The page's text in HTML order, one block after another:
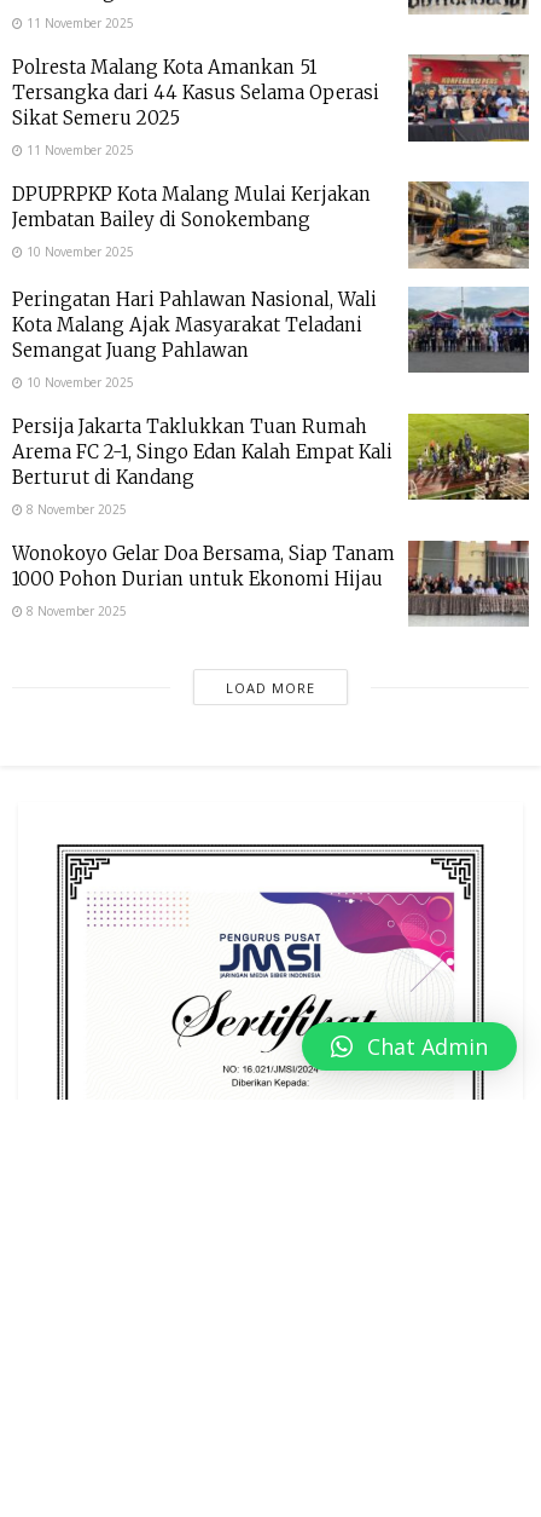
11 November 2025
Polresta Malang Kota Amankan 51
Tersangka dari 44 Kasus Selama Operasi
Sikat Semeru 2025
11 November 2025
DPUPRPKP Kota Malang Mulai Kerjakan
Jembatan Bailey di Sonokembang
10 November 2025
Peringatan Hari Pahlawan Nasional, Wali
Kota Malang Ajak Masyarakat Teladani
Semangat Juang Pahlawan
10 November 2025
Persija Jakarta Taklukkan Tuan Rumah
Arema FC 2-1, Singo Edan Kalah Empat Kali
Berturut di Kandang
8 November 2025
Wonokoyo Gelar Doa Bersama, Siap Tanam
1000 Pohon Durian untuk Ekonomi Hijau
8 November 2025
LOAD MORE
Chat Admin